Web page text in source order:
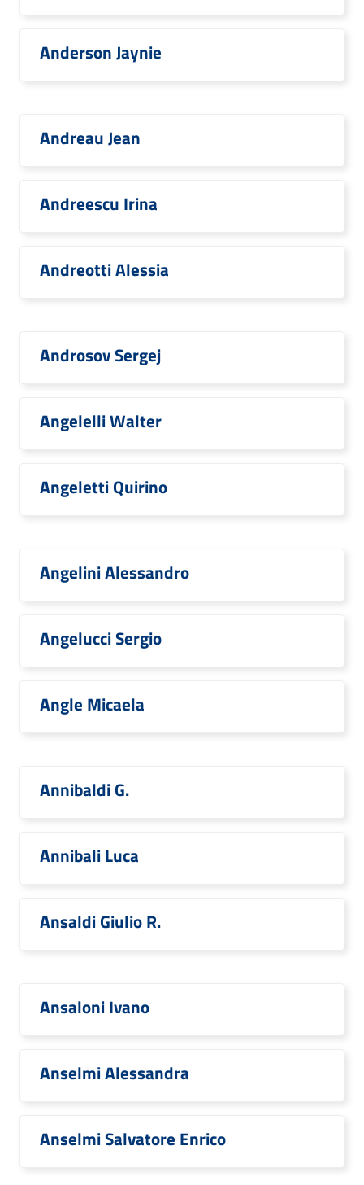
Anderson Jaynie
Andreau Jean
Andreescu Irina
Andreotti Alessia
Androsov Sergej
Angelelli Walter
Angeletti Quirino
Angelini Alessandro
Angelucci Sergio
Angle Micaela
Annibaldi G.
Annibali Luca
Ansaldi Giulio R.
Ansaloni Ivano
Anselmi Alessandra
Anselmi Salvatore Enrico